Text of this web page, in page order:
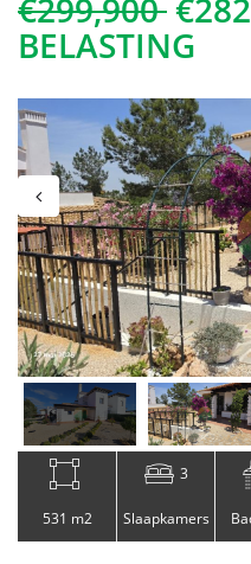
BELASTING
531 m2
3
Slaapkamers